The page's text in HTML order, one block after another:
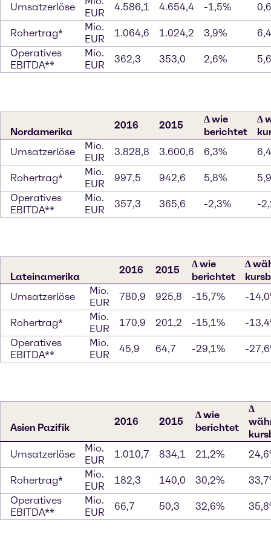
Umsatzerlöse
EUR
4.586,1 4.654,4 -1,5%
Rohertrag*
Mio.
EUR
1.064,6 1.024,2 3,9%
Operatives
EBITDA**
Mio.
EUR
362,3 353,0 2,6%
Nordamerika
2016 2015
∆ wie
berichtet
∆
Umsatzerlöse
Mio.
EUR
3.828,8 3.600,6 6,3%
Rohertrag*
Mio.
EUR
997,5 942,6 5,8%
Operatives
EBITDA**
Mio.
EUR
357,3 365,6 -2,3% -
Lateinamerika
2016 2015
∆ wie
berichtet
∆
Umsatzerlöse
Mio.
EUR
780,9 925,8 -15,7% -
Rohertrag*
Mio.
EUR
170,9 201,2 -15,1%
-
Operatives
EBITDA**
Mio.
EUR
45,9 64,7 -29,1% -
Asien Pazifik
2016 2015
∆ wie
berichtet
∆
Umsatzerlöse
Mio.
EUR
1.010,7 834,1 21,2%
Rohertrag*
Mio.
EUR
182,3 140,0 30,2%
Operatives
EBITDA**
Mio.
EUR
66,7 50,3 32,6%